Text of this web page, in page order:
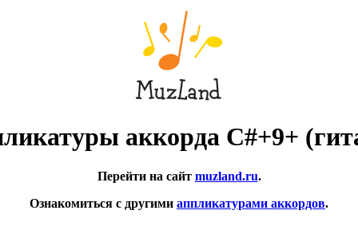
аккорда C#+9+
Перейти на сайт muzland.ru.
Ознакомиться с другими аппликатурами аккордов.